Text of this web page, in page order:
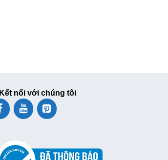
Kết nối với chúng tôi